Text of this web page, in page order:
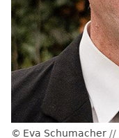
Eva Schumacher